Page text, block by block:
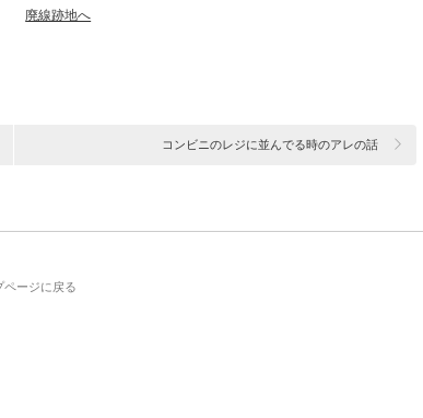
廃線跡地へ
コンビニのレジに並んでる時のアレの話
ページに戻る